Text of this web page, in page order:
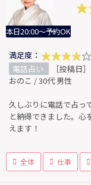
本日20:00～予約OK
満足度：
電話占い
［投稿日
おのこ / 30代 男性
久しぶりに電話で占っ
と納得できました。心
えます！
全体 仕事